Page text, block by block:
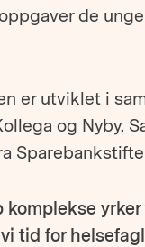
de
er utviklet i
og Nyby.
komplekse
tid for